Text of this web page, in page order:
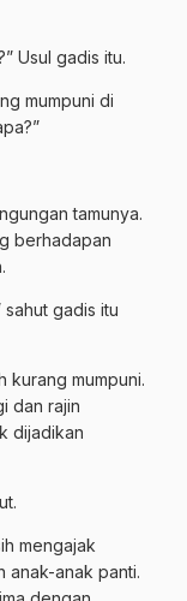
Usul gadis itu.
mumpuni di
tamunya.
berhadapan
sahut gadis itu
kurang mumpuni.
dan rajin
dijadikan
mengajak
anak-anak panti.